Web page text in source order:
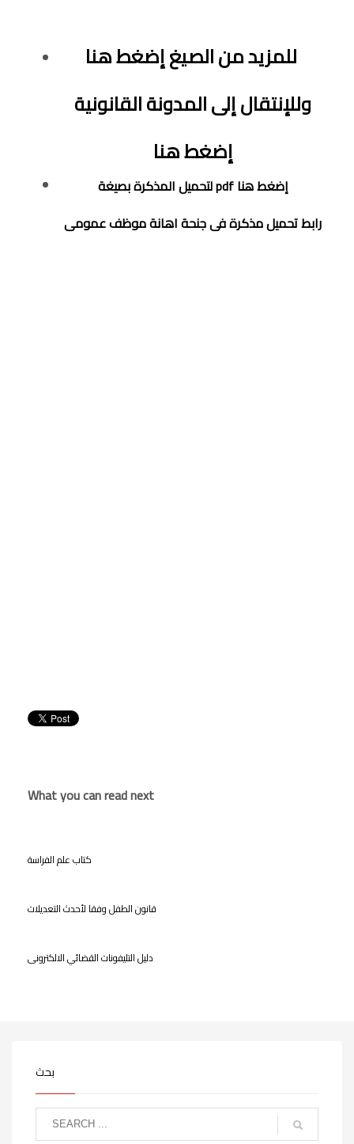
للمزيد من الصيغ إضغط هنا
وللإنتقال إلى المدونة القانونية
إضغط هنا
لتحميل المذكرة بصيغة pdf إضغط هنا
رابط تحميل مذكرةفى جنحة اهانة موظف عمومى
What you can read next
كتاب علم الفراسة
قانون الطفل وفقا لأحدث التعديلات
دليل التليفونات القضائي الالكترونى
بحث